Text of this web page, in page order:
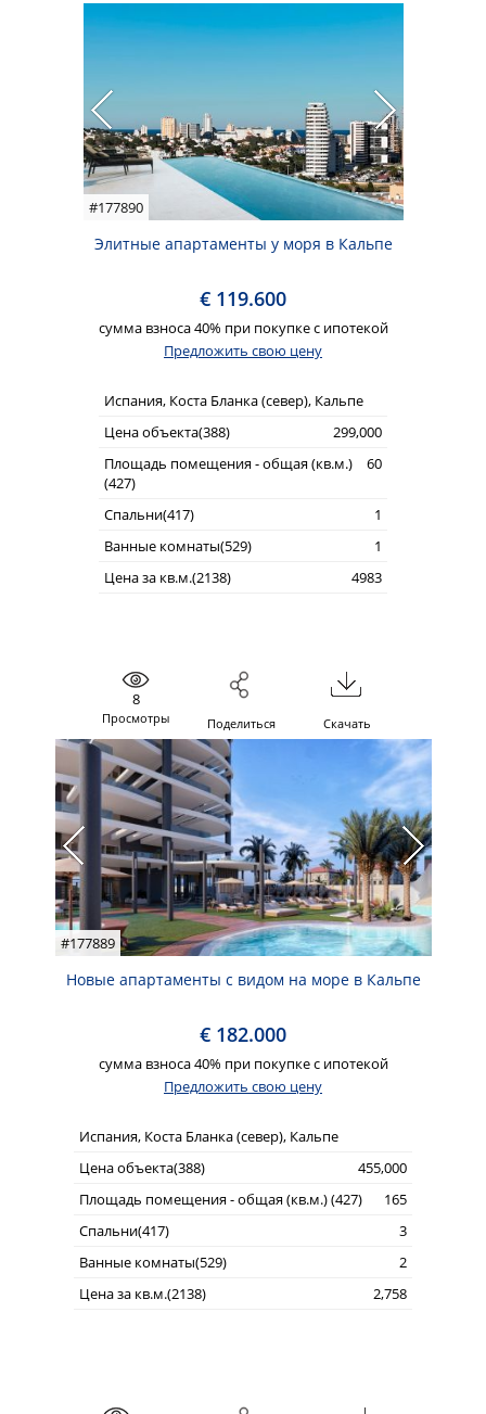
#177890
Элитные апартаменты у моря в Кальпе
€ 119.600
сумма взноса 40% при покупке с ипотекой
Предложить свою цену
Испания, Коста Бланка (север), Кальпе
Цена объекта(388)
299,000
Площадь помещения - общая (кв.м.)
(427)
60
Спальни(417)
1
Ванные комнаты(529)
1
Цена за кв.м.(2138)
4983
8
Просмотры Поделиться Скачать
#177889
Новые апартаменты с видом на море в Кальпе
€ 182.000
сумма взноса 40% при покупке с ипотекой
Предложить свою цену
Испания, Коста Бланка (север), Кальпе
Цена объекта(388)
455,000
Площадь помещения - общая (кв.м.) (427)
165
Спальни(417)
3
Ванные комнаты(529)
2
Цена за кв.м.(2138)
2,758